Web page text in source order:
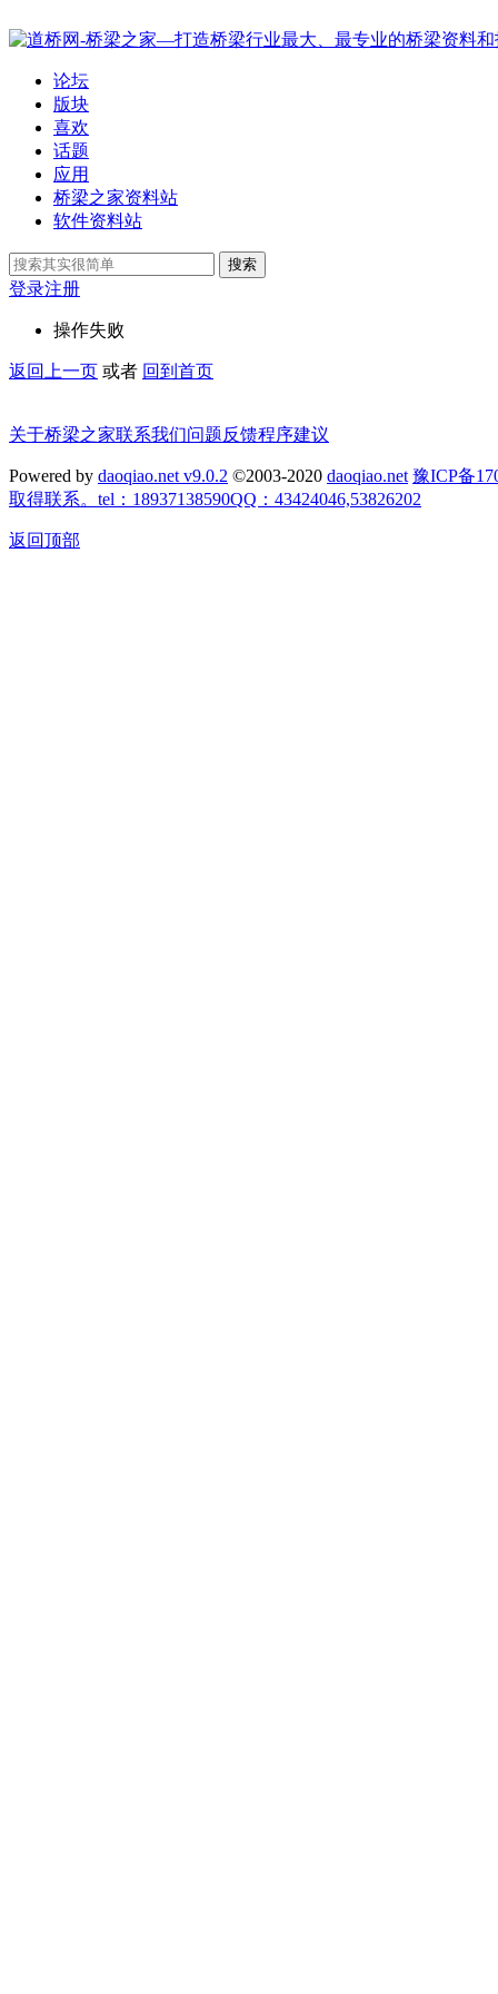
论坛
版块
喜欢
话题
应用
桥梁之家资料站
软件资料站
搜索
登录注册
操作失败
返回上一页 或者 回到首页
关于桥梁之家联系我们问题反馈程序建议
Powered by daoqiao.net v9.0.2 ©2003-2020 daoqiao.net 豫ICP备
取得联系。tel：18937138590QQ：43424046,53826202
返回顶部